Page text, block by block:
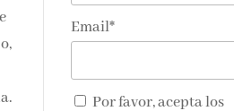
Email*
Por favor, acepta los